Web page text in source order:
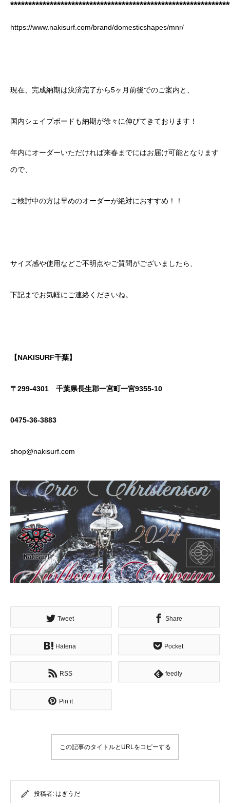
https://www.nakisurf.com/brand/domesticshapes/mnr/
現在、完成納期は決済完了から5ヶ月前後でのご案内と、
国内シェイプボードも納期が徐々に伸びてきております！
年内にオーダーいただければ来春までにはお届け可能となります
ので、
ご検討中の方は早めのオーダーが絶対におすすめ！！
サイズ感や使用などご不明点やご質問がございましたら、
下記までお気軽にご連絡くださいね。
【NAKISURF千葉】
〒299-4301 千葉県長生郡一宮町一宮9355-10
0475-36-3883
shop@nakisurf.com
Tweet Share
Hatena Pocket
RSS feedly
Pin it
この記事のタイトルとURLをコピーする
投稿者: はぎうだ